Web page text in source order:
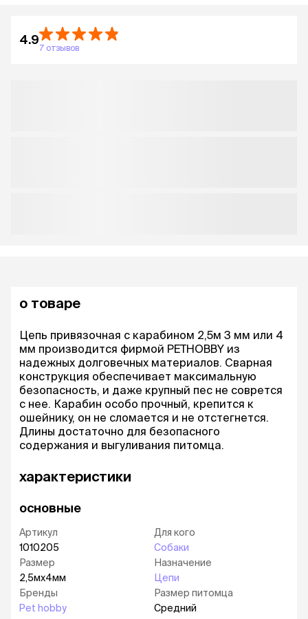
4.9
7 отзывов
о товаре
Цепь привязочная с карабином 2,5м 3 мм или 4
мм производится фирмой PETHOBBY из
надежных долговечных материалов. Сварная
конструкция обеспечивает максимальную
безопасность, и даже крупный пес не соврется
с нее. Карабин особо прочный, крепится к
ошейнику, он не сломается и не отстегнется.
Длины достаточно для безопасного
содержания и выгуливания питомца.
характеристики
основные
Артикул
1010205
Размер
2,5мх4мм
Бренды
Pet hobby
Для кого
Собаки
Назначение
Цепи
Размер питомца
Средний